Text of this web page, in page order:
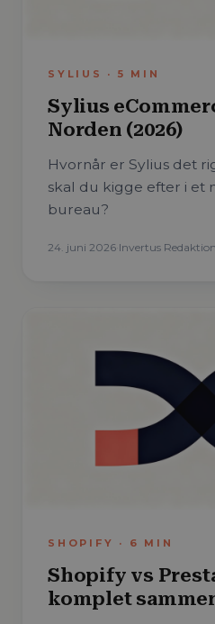
SYLIUS · 5 MIN
Sylius
Norden (2026)
Hvornår er Sylius det
skal du kigge efter i et
bureau?
24. juni 2026 Invertus Redaktion
SHOPIFY · 6 MIN
Shopify vs
komplet